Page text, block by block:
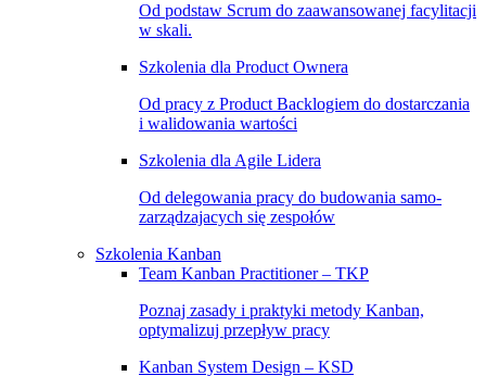
Od podstaw Scrum do zaawansowanej facylitacji
w skali.
Szkolenia dla Product Ownera
Od pracy z Product Backlogiem do dostarczania
i walidowania wartości
Szkolenia dla Agile Lidera
Od delegowania pracy do budowania samo-
zarządzajacych się zespołów
Szkolenia Kanban
Team Kanban Practitioner – TKP
Poznaj zasady i praktyki metody Kanban,
optymalizuj przepływ pracy
Kanban System Design – KSD